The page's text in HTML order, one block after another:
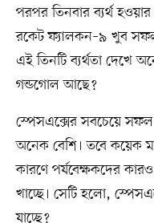
পরপর তিনবার ব্যর্থ
রকেট ফ্যালকন–৯ খুব সফল
এই তিনটি ব্যর্থতা দেখে
গন্ডগোল আছে?
স্পেসএক্সের সবচেয়ে
অনেক বেশি। তবে কয়েক
কারণে পর্যবেক্ষকদের
খাচ্ছে। সেটি হলো,
যাচ্ছে?